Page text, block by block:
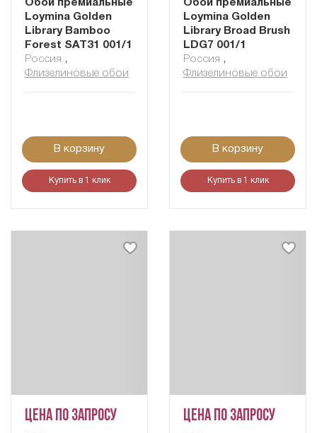
Обои премиальные
Loymina Golden
Library Bamboo
Forest SAT31 001/1
Россия ,
Флизелиновые обои
В корзину
Купить в 1 клик
Обои премиальные
Loymina Golden
Library Broad Brush
LDG7 001/1
Россия ,
Флизелиновые обои
В корзину
Купить в 1 клик
Цена по запросу Цена по запросу